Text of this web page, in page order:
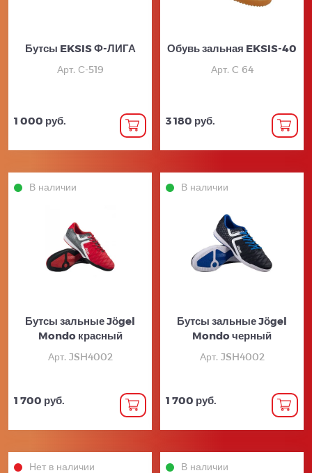
Бутсы EKSIS Ф-ЛИГА
Арт. С-519
1 000 руб.
Обувь зальная EKSIS-40
Арт. C 64
3 180 руб.
В наличии
Бутсы зальные Jögel
Mondo красный
Арт. JSH4002
1 700 руб.
В наличии
Бутсы зальные Jögel
Mondo черный
Арт. JSH4002
1 700 руб.
Нет в наличии В наличии